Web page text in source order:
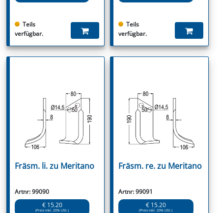
Teils
verfügbar.
Teils
verfügbar.
Fräsm. li. zu Meritano
Artnr: 99090
€ 15.20
(Preis inkl. 20% USt.)
Fräsm. re. zu Meritano
Artnr: 99091
€ 15.20
(Preis inkl. 20% USt.)